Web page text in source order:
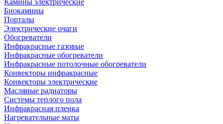
Камины электрические
Биокамины
Порталы
Электрические очаги
Обогреватели
Инфракрасные газовые
Инфракрасные обогреватели
Инфракрасные потолочные обогреватели
Конвекторы инфракрасные
Конвекторы электрические
Масляные радиаторы
Системы теплого пола
Инфракрасная пленка
Нагревательные маты